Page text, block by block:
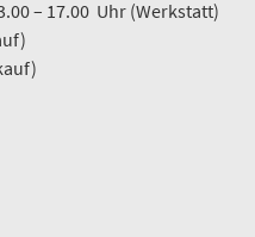
– 17.00 Uhr (Werkstatt)